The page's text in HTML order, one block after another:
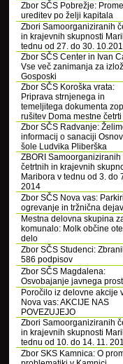
Zbor SČS Pobrežje:
ureditev po želji kapitala
Zbori Samoorganiziranih
in krajevnih skupnosti
tednu od 27. do 30.
Zbor SČS Center in Ivan
Vse več zanimanja za
Gosposki
Zbor SČS Koroška vrata:
Priprava strnjenega in
temeljitega dokumenta
rušitev Doma mestne četrti
Zbor SČS Radvanje:
informacij o sanaciji
šole Ludvika Pliberška
ZBORI Samoorganiziranih
četrtnih in krajevnih
Maribora v tednu od 3. do
2014
Zbor SČS Nova vas:
ogrevanje in tržnična
Mestna delovna skupina
komunalo: Molk občine
delo
Zbor SČS Studenci:
586 podpisov
Zbor SČS Magdalena:
Osvobajanje javnega
Poročilo iz delovne akcije
Nova vas: AKCIJE NAS
POVEZUJEJO
Zbori Samoorganiziranih
in krajevnih skupnosti
tednu od 10. do 14. 11.
Zbor SKS Kamnica: O